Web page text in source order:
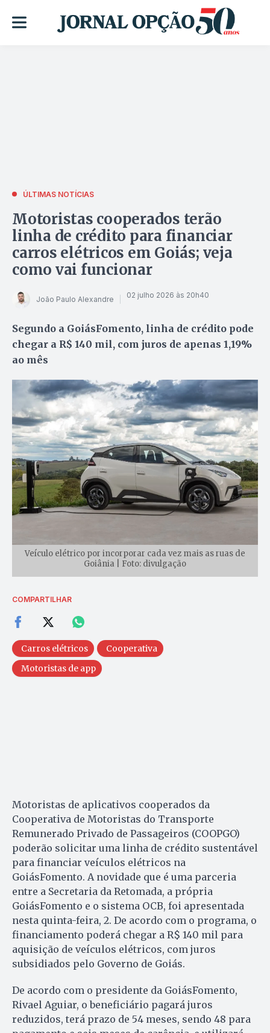
ÚLTIMAS NOTÍCIAS
Motoristas cooperados terão
linha de crédito para financiar
carros elétricos em Goiás; veja
como vai funcionar
João Paulo Alexandre 02 julho 2026 às 20h40
Segundo a GoiásFomento, linha de crédito pode
chegar a R$ 140 mil, com juros de apenas 1,19%
ao mês
Veículo elétrico por incorporar cada vez mais as ruas de
Goiânia | Foto: divulgação
COMPARTILHAR
Carros elétricos
Cooperativa
Motoristas de app
Motoristas de aplicativos cooperados da
Cooperativa de Motoristas do Transporte
Remunerado Privado de Passageiros (COOPGO)
poderão solicitar uma linha de crédito sustentável
para financiar veículos elétricos na
GoiásFomento. A novidade que é uma parceria
entre a Secretaria da Retomada, a própria
GoiásFomento e o sistema OCB, foi apresentada
nesta quinta-feira, 2. De acordo com o programa, o
financiamento poderá chegar a R$ 140 mil para
aquisição de veículos elétricos, com juros
subsidiados pelo Governo de Goiás.
De acordo com o presidente da GoiásFomento,
Rivael Aguiar, o beneficiário pagará juros
reduzidos, terá prazo de 54 meses, sendo 48 para